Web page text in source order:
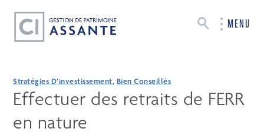
MENU
Stratégies D’investissement, Bien Conseillés
Effectuer des retraits de FERR
en nature